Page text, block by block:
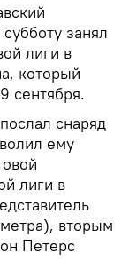
занял
лиги в
который
сентября.
снаряд
ему
лиги в
вторым
Петерс